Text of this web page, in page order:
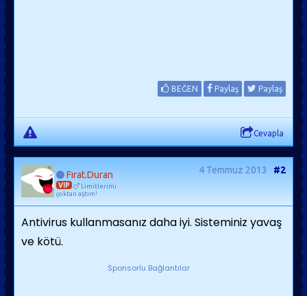
BEĞEN Paylaş Paylaş
Cevapla
Fırat.Duran
VIP
Limitlerimi
çoktan aştım!
4 Temmuz 2013 #2
Antivirus kullanmasanız daha iyi. Sisteminiz yavaş
ve kötü.
Sponsorlu Bağlantılar